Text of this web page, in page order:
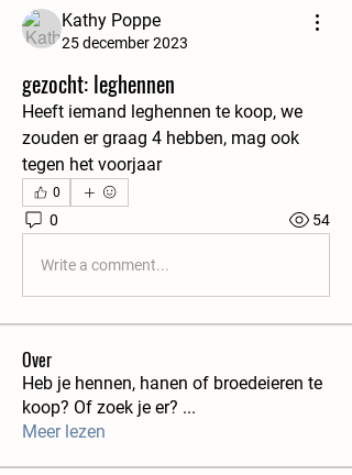
Kathy Poppe
25 december 2023
gezocht: leghennen
Heeft iemand leghennen te koop, we
zouden er graag 4 hebben, mag ook
tegen het voorjaar
0
0 54
Write a comment...
Over
Heb je hennen, hanen of broedeieren te
koop? Of zoek je er? ...
Meer lezen